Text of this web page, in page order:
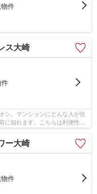
件
ス大崎
件
シ。マンションにどんな人が住
に知れます。こちらは利便性の
ー大崎
件